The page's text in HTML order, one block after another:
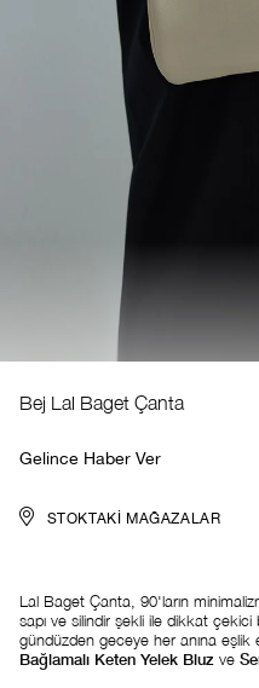
Bej Lal Baget Çanta
Gelince Haber Ver
STOKTAKI MAĞAZALAR
Lal Baget Çanta, 90'ların
sapı ve silindir şekli ile dikkat
gündüzden geceye her anına
Bağlamalı Keten Yelek Bluz ve